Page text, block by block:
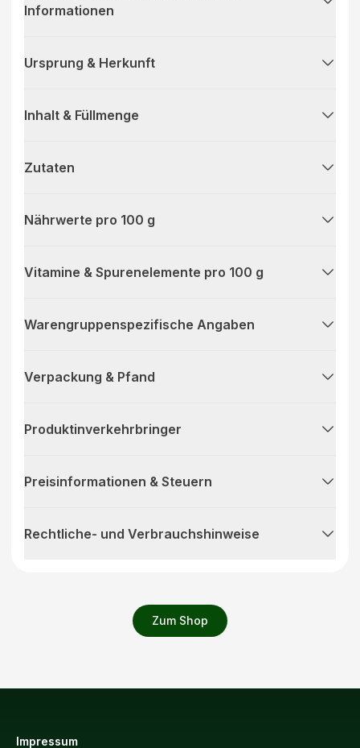
Zum Shop
Informationen
Ursprung & Herkunft
Inhalt & Füllmenge
Zutaten
Nährwerte pro 100 g
Vitamine & Spurenelemente pro 100 g
Warengruppenspezifische Angaben
Verpackung & Pfand
Produktinverkehrbringer
Preisinformationen & Steuern
Rechtliche- und Verbrauchshinweise
Impressum